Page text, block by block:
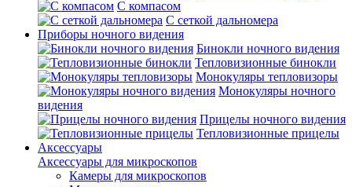
С компасом
С сеткой дальномера
Приборы ночного видения
Бинокли ночного видения
Тепловизионные бинокли
Монокуляры тепловизоры
Монокуляры ночного
видения
Прицелы ночного видения
Тепловизионные прицелы
Аксессуары
Аксессуары для микроскопов
Камеры для микроскопов